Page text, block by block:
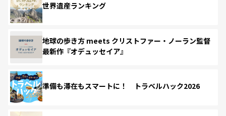
世界遺産ランキング
地球の歩き方 meets クリストファー・ノーラン監督
最新作『オデュッセイア』
準備も滞在もスマートに！ トラベルハック2026